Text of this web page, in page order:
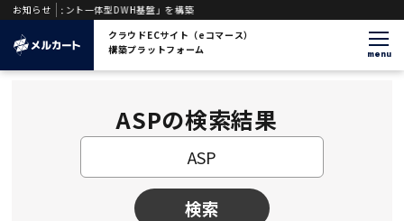
お知らせ
ジェント一体型DWH基盤」を構築
クラウドECサイト（eコマース）
構築プラットフォーム
menu
ASPの検索結果
検索